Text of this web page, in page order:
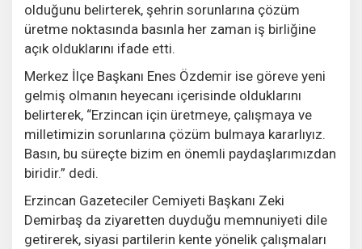
olduğunu belirterek, şehrin sorunlarına çözüm
üretme noktasında basınla her zaman iş birliğine
açık olduklarını ifade etti.
Merkez İlçe Başkanı Enes Özdemir ise göreve yeni
gelmiş olmanın heyecanı içerisinde olduklarını
belirterek, “Erzincan için üretmeye, çalışmaya ve
milletimizin sorunlarına çözüm bulmaya kararlıyız.
Basın, bu süreçte bizim en önemli paydaşlarımızdan
biridir.” dedi.
Erzincan Gazeteciler Cemiyeti Başkanı Zeki
Demirbaş da ziyaretten duyduğu memnuniyeti dile
getirerek, siyasi partilerin kente yönelik çalışmaları